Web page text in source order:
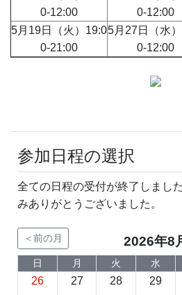
0-12:00
0-12:00
5月19日（火）19:0
0-21:00
5月27日（水
0-12:00
参加日程の選択
全ての日程の受付が終了しまし
みありがとうございました。
＜前の月 2026年8
日 月 火 水
26 27 28 29